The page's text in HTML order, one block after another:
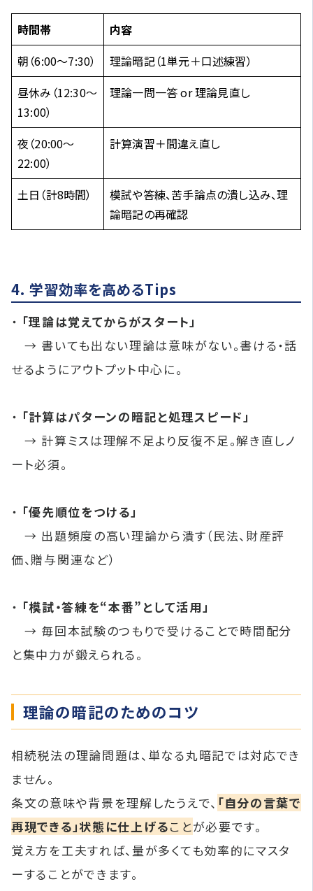
時間帯
内容
朝（6:00〜7:30）
理論暗記（1単元＋口述練習）
昼休み（12:30〜
13:00）
理論一問一答 or 理論見直し
夜（20:00〜
22:00）
計算演習＋間違え直し
土日（計8時間）
模試や答練、苦手論点の潰し込み、理
論暗記の再確認
4. 学習効率を高めるTips
・ 「理論は覚えてからがスタート」
→ 書いても出ない理論は意味がない。書ける・話
せるようにアウトプット中心に。
・ 「計算はパターンの暗記と処理スピード」
→ 計算ミスは理解不足より反復不足。解き直しノ
ート必須。
・ 「優先順位をつける」
→ 出題頻度の高い理論から潰す（民法、財産評
価、贈与関連など）
・ 「模試・答練を“本番”として活用」
→ 毎回本試験のつもりで受けることで時間配分
と集中力が鍛えられる。
理論の暗記のためのコツ
相続税法の理論問題は、単なる丸暗記では対応でき
ません。
条文の意味や背景を理解したうえで、 「自分の言葉で
再現できる」状態に仕上げることが必要です。
覚え方を工夫すれば、量が多くても効率的にマスタ
ーすることができます。